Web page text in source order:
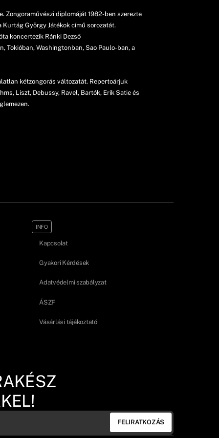
Zongoraművészi diplomáját 1982-ben szerezte
György Játékok című sorozatát.
koncertezik Ránki Dezső
Washingtonban, Sao Paulo-ban, a
kétzongorás változatát. Repertoárjuk
Liszt, Debussy, Ravel, Bartók, Erik Satie és
INFO
Kapcsolat
Gyakori Kérdések
Adatvédelmi szabályzat
ÁSZF
Vásárlási tájékoztató
FELIRATKOZÁS